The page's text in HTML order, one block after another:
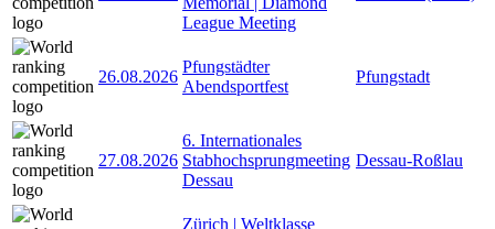
League Meeting
26.08.2026
Pfungstädter
Abendsportfest
Pfungstadt
27.08.2026
6. Internationales
Stabhochsprungmeeting
Dessau
Dessau-Roßlau
Zürich | Weltklasse